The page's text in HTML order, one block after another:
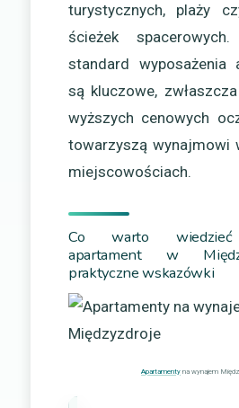
turystycznych, plaży
ścieżek
standard wyposażenia
są kluczowe,
wyższych cenowych
towarzyszą wynajmowi
miejscowościach.
Co warto wiedzieć
apartament w
praktyczne wskazówki
Apartamenty na wynajem